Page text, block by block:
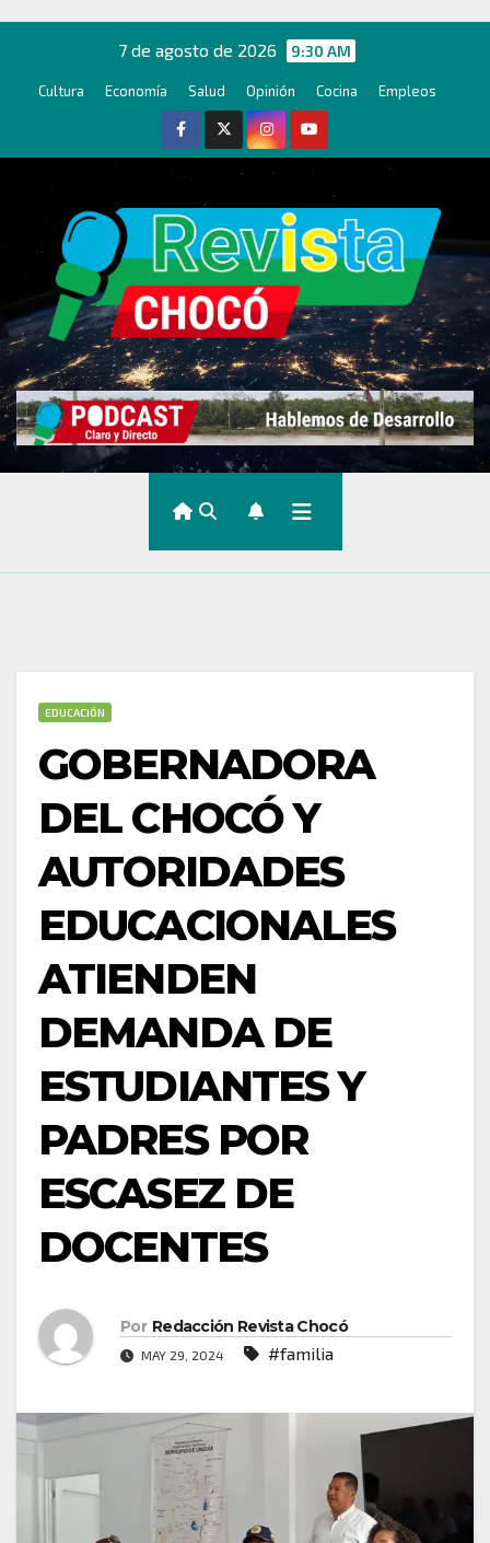
contenido
7 de agosto de 2026 9:30 AM
Cultura Economía Salud Opinión Cocina Empleos
EDUCACIÓN
GOBERNADORA
DEL CHOCÓ Y
AUTORIDADES
EDUCACIONALES
ATIENDEN
DEMANDA DE
ESTUDIANTES Y
PADRES POR
ESCASEZ DE
DOCENTES
Por Redacción Revista Chocó
MAY 29, 2024 #familia